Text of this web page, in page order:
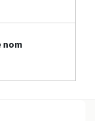
nom